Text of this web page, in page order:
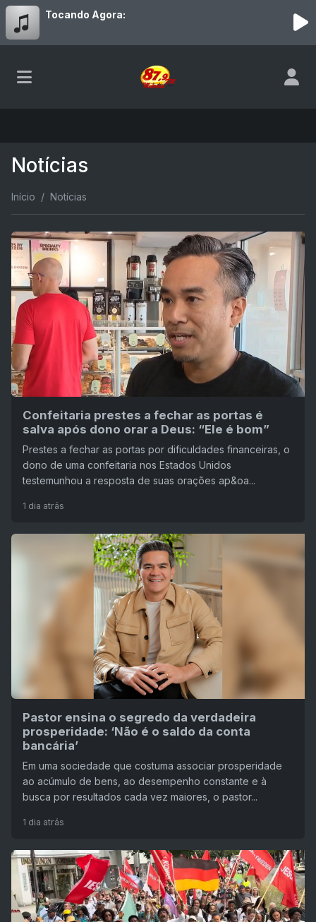
Tocando Agora:
Notícias
Início Notícias
Confeitaria prestes a fechar as portas é
salva após dono orar a Deus: “Ele é bom”
Prestes a fechar as portas por dificuldades financeiras, o
dono de uma confeitaria nos Estados Unidos
testemunhou a resposta de suas orações ap&oa...
1 dia atrás
Pastor ensina o segredo da verdadeira
prosperidade: ‘Não é o saldo da conta
bancária’
Em uma sociedade que costuma associar prosperidade
ao acúmulo de bens, ao desempenho constante e à
busca por resultados cada vez maiores, o pastor...
1 dia atrás